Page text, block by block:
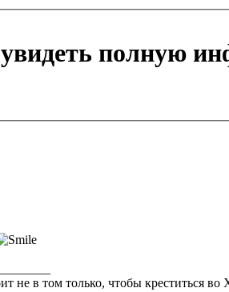
полную
не в том только, чтобы креститься